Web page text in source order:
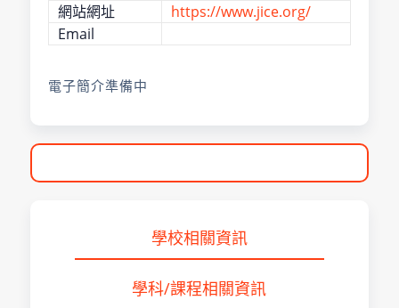
網站網址
https://www.jice.org/
Email
電子簡介準備中
學校相關資訊
學科/課程相關資訊